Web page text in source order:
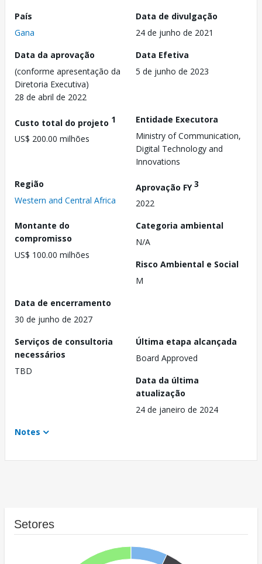
País
Gana
Data de divulgação
24 de junho de 2021
Data da aprovação
(conforme apresentação da
Diretoria Executiva)
28 de abril de 2022
Data Efetiva
5 de junho de 2023
Custo total do projeto 1
US$ 200.00 milhões
Entidade Executora
Ministry of Communication,
Digital Technology and
Innovations
Região
Western and Central Africa
Aprovação FY3
2022
Montante do
compromisso
US$ 100.00 milhões
Categoria ambiental
N/A
Risco Ambiental e Social
M
Data de encerramento
30 de junho de 2027
Serviços de consultoria
necessários
TBD
Última etapa alcançada
Board Approved
Data da última
atualização
24 de janeiro de 2024
Notes
Setores